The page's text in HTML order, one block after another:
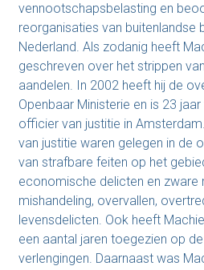
vennootschapsbelasting en
reorganisaties van buitenlandse
Nederland. Als zodanig heeft
geschreven over het strippen
aandelen. In 2002 heeft hij de
Openbaar Ministerie en is 23
officier van justitie in
van justitie waren gelegen in de
van strafbare feiten op het
economische delicten en zware
mishandeling, overvallen,
levensdelicten. Ook heeft
een aantal jaren toegezien op
verlengingen. Daarnaast was